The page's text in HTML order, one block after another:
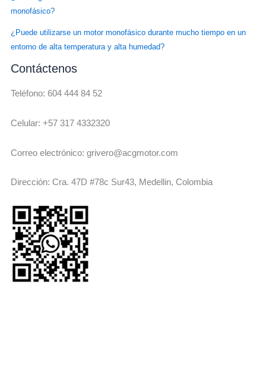
monofásico?
¿Puede utilizarse un motor monofásico durante mucho tiempo en un
entorno de alta temperatura y alta humedad?
Contáctenos
Teléfono: 604 444 84 52
Celular: +57 317 4332320
Correo electrónico: grivero@acgmotor.com
Dirección: Cra. 47D #78c Sur43, Medellin, Colombia